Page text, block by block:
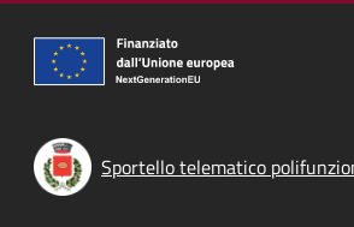
Sportello telematico